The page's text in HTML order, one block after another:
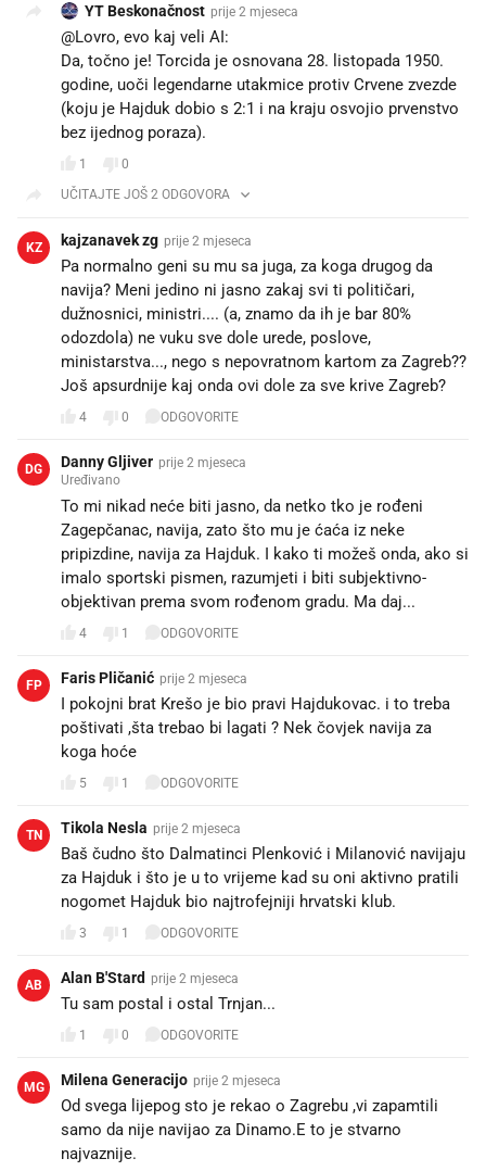
YT Beskonačnost prije 2 mjeseca
@Lovro, evo kaj veli AI:
Da, točno je! Torcida je osnovana 28. listopada 1950.
godine, uoči legendarne utakmice protiv Crvene zvezde
(koju je Hajduk dobio s 2:1 i na kraju osvojio prvenstvo
bez ijednog poraza).
1
0
UČITAJTE JOŠ 2 ODGOVORA
KZ kajzanavek zg prije 2 mjeseca
Pa normalno geni su mu sa juga, za koga drugog da
navija? Meni jedino ni jasno zakaj svi ti političari,
dužnosnici, ministri.... (a, znamo da ih je bar 80%
odozdola) ne vuku sve dole urede, poslove,
ministarstva..., nego s nepovratnom kartom za Zagreb??
Još apsurdnije kaj onda ovi dole za sve krive Zagreb?
4 0 ODGOVORITE
DG Danny Gljiver prije 2 mjeseca
Uređivano
To mi nikad neće biti jasno, da netko tko je rođeni
Zagepčanac, navija, zato što mu je ćaća iz neke
pripizdine, navija za Hajduk. I kako ti možeš onda, ako si
imalo sportski pismen, razumjeti i biti subjektivno-
objektivan prema svom rođenom gradu. Ma daj...
4 1 ODGOVORITE
FP Faris Pličanić prije 2 mjeseca
I pokojni brat Krešo je bio pravi Hajdukovac. i to treba
poštivati ,šta trebao bi lagati ? Nek čovjek navija za
koga hoće
5 1 ODGOVORITE
TN Tikola Nesla prije 2 mjeseca
Baš čudno što Dalmatinci Plenković i Milanović navijaju
za Hajduk i što je u to vrijeme kad su oni aktivno pratili
nogomet Hajduk bio najtrofejniji hrvatski klub.
3 1 ODGOVORITE
AB Alan B'Stard prije 2 mjeseca
Tu sam postal i ostal Trnjan...
1 0 ODGOVORITE
MG Milena Generacijo prije 2 mjeseca
Od svega lijepog sto je rekao o Zagrebu ,vi zapamtili
samo da nije navijao za Dinamo.E to je stvarno
najvaznije.